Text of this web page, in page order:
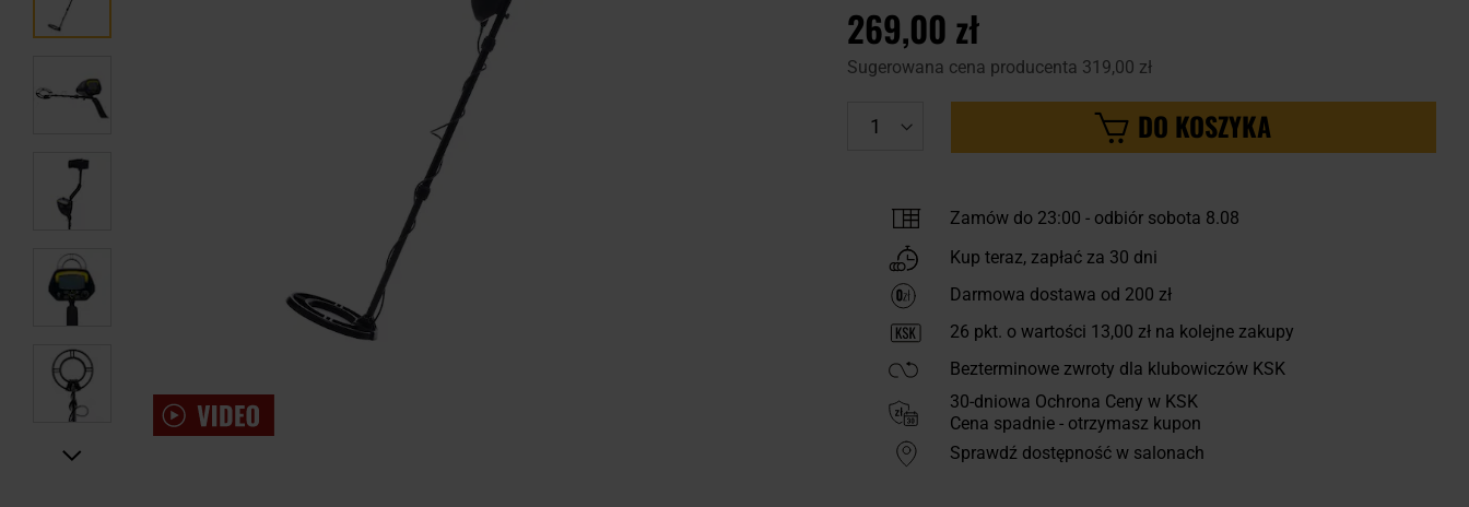
269,00 zł
Sugerowana cena producenta 319,00 zł
DO KOSZYKA
Zamów do 23:00 -odbiór sobota 8.08
Kup teraz, zapłać za 30 dni
Darmowa dostawa od 200 zł
26 pkt. o wartości 13,00 złna kolejne zakupy
Bezterminowe zwroty dla klubowiczów KSK
30-dniowa Ochrona Ceny w KSK
Cena spadnie - otrzymasz kupon
Sprawdź dostępność w salonach